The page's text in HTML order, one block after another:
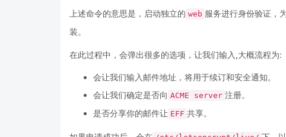
上述命令的意思是，启动独立的 web 服务进行身份验证，
装。
在此过程中，会弹出很多的选项，让我们输入,大概流程为:
会让我们输入邮件地址，将用于续订和安全通知。
会让我们确定是否向 ACME server 注册。
是否分享你的邮件让 EFF 共享。